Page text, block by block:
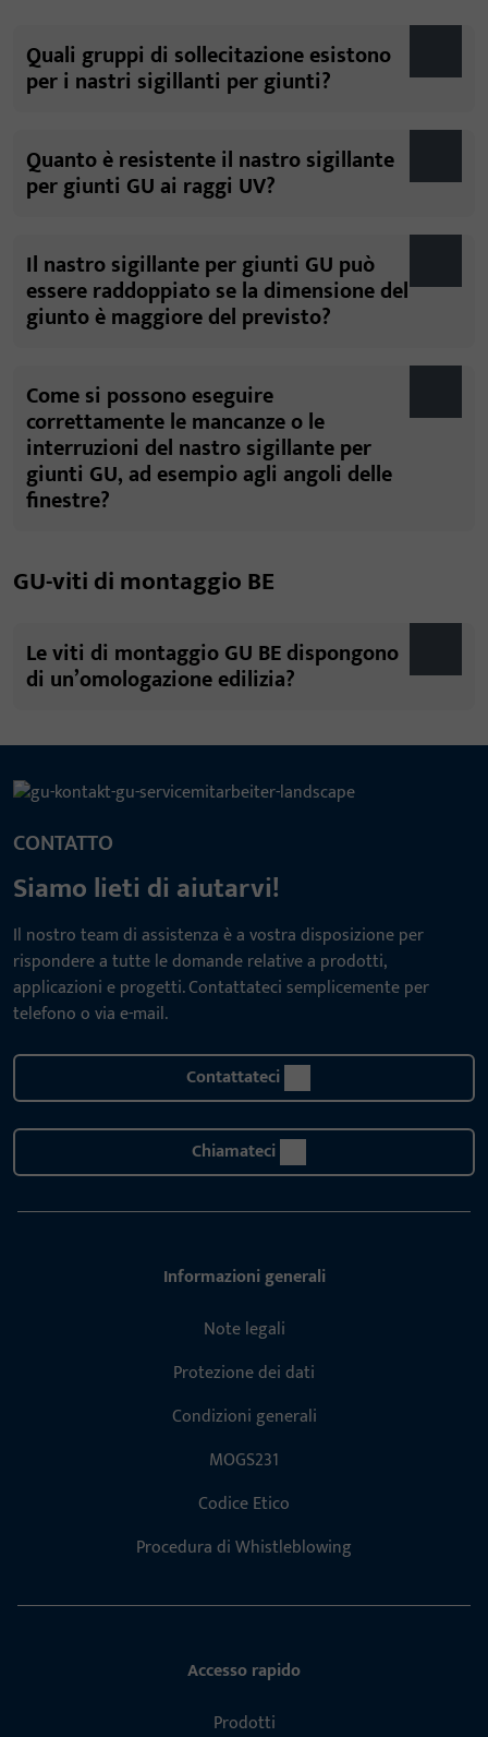
Quali gruppi di sollecitazione esistono
per i nastri sigillanti per giunti?
Quanto è resistente il nastro sigillante
per giunti GU ai raggi UV?
Il nastro sigillante per giunti GU può
essere raddoppiato se la dimensione del
giunto è maggiore del previsto?
Come si possono eseguire
correttamente le mancanze o le
interruzioni del nastro sigillante per
giunti GU, ad esempio agli angoli delle
finestre?
GU-viti di montaggio BE
Le viti di montaggio GU BE dispongono
di un’omologazione edilizia?
CONTATTO
Siamo lieti di aiutarvi!
Il nostro team di assistenza è a vostra disposizione per
rispondere a tutte le domande relative a prodotti,
applicazioni e progetti. Contattateci semplicemente per
telefono o via e-mail.
Contattateci
Chiamateci
Informazioni generali
Note legali
Protezione dei dati
Condizioni generali
MOGS231
Codice Etico
Procedura di Whistleblowing
Accesso rapido
Prodotti